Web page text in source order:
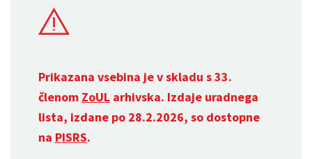
Prikazana vsebina je v skladu s 33.
členom ZoUL arhivska. Izdaje uradnega
lista, izdane po 28.2.2026, so dostopne
na PISRS.